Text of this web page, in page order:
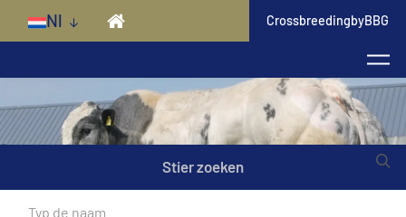
Skip to main content
Nl CrossbreedingbyBBG
Stier zoeken